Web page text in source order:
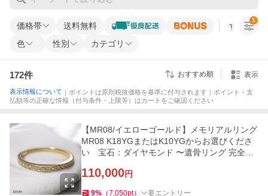
価格帯 送料無料 すべての条
色 性別 カテゴリ
1
172件 おすすめ順 表示
表示情報について ｜ポイントは原則税抜価格を基準に付与されます｜ポイント・支
払額等の正確な情報（付与条件・上限等）はカートをご確認ください
【MR08/イエローゴールド】メモリアルリング
MR08 K18YGまたはK10YGからお選びくださ
い 宝石：ダイヤモンド 〜遺骨リング 完全防
110,000円
9% （7,050pt） 要エントリー